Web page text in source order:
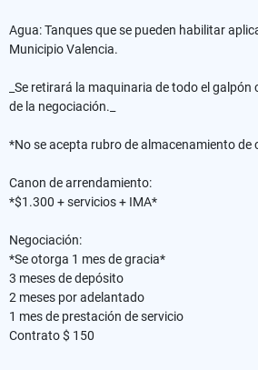
Agua: Tanques que se pueden habilitar
Municipio Valencia.
_Se retirará la maquinaria de todo el galpón
de la negociación._
*No se acepta rubro de almacenamiento de
Canon de arrendamiento:
*$1.300 + servicios + IMA*
Negociación:
*Se otorga 1 mes de gracia*
3 meses de depósito
2 meses por adelantado
1 mes de prestación de servicio
Contrato $ 150